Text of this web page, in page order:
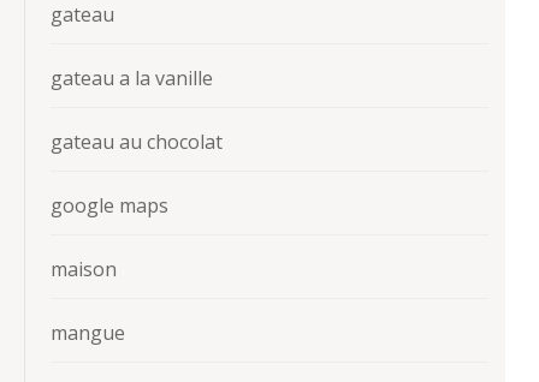
gateau
gateau a la vanille
gateau au chocolat
google maps
maison
mangue